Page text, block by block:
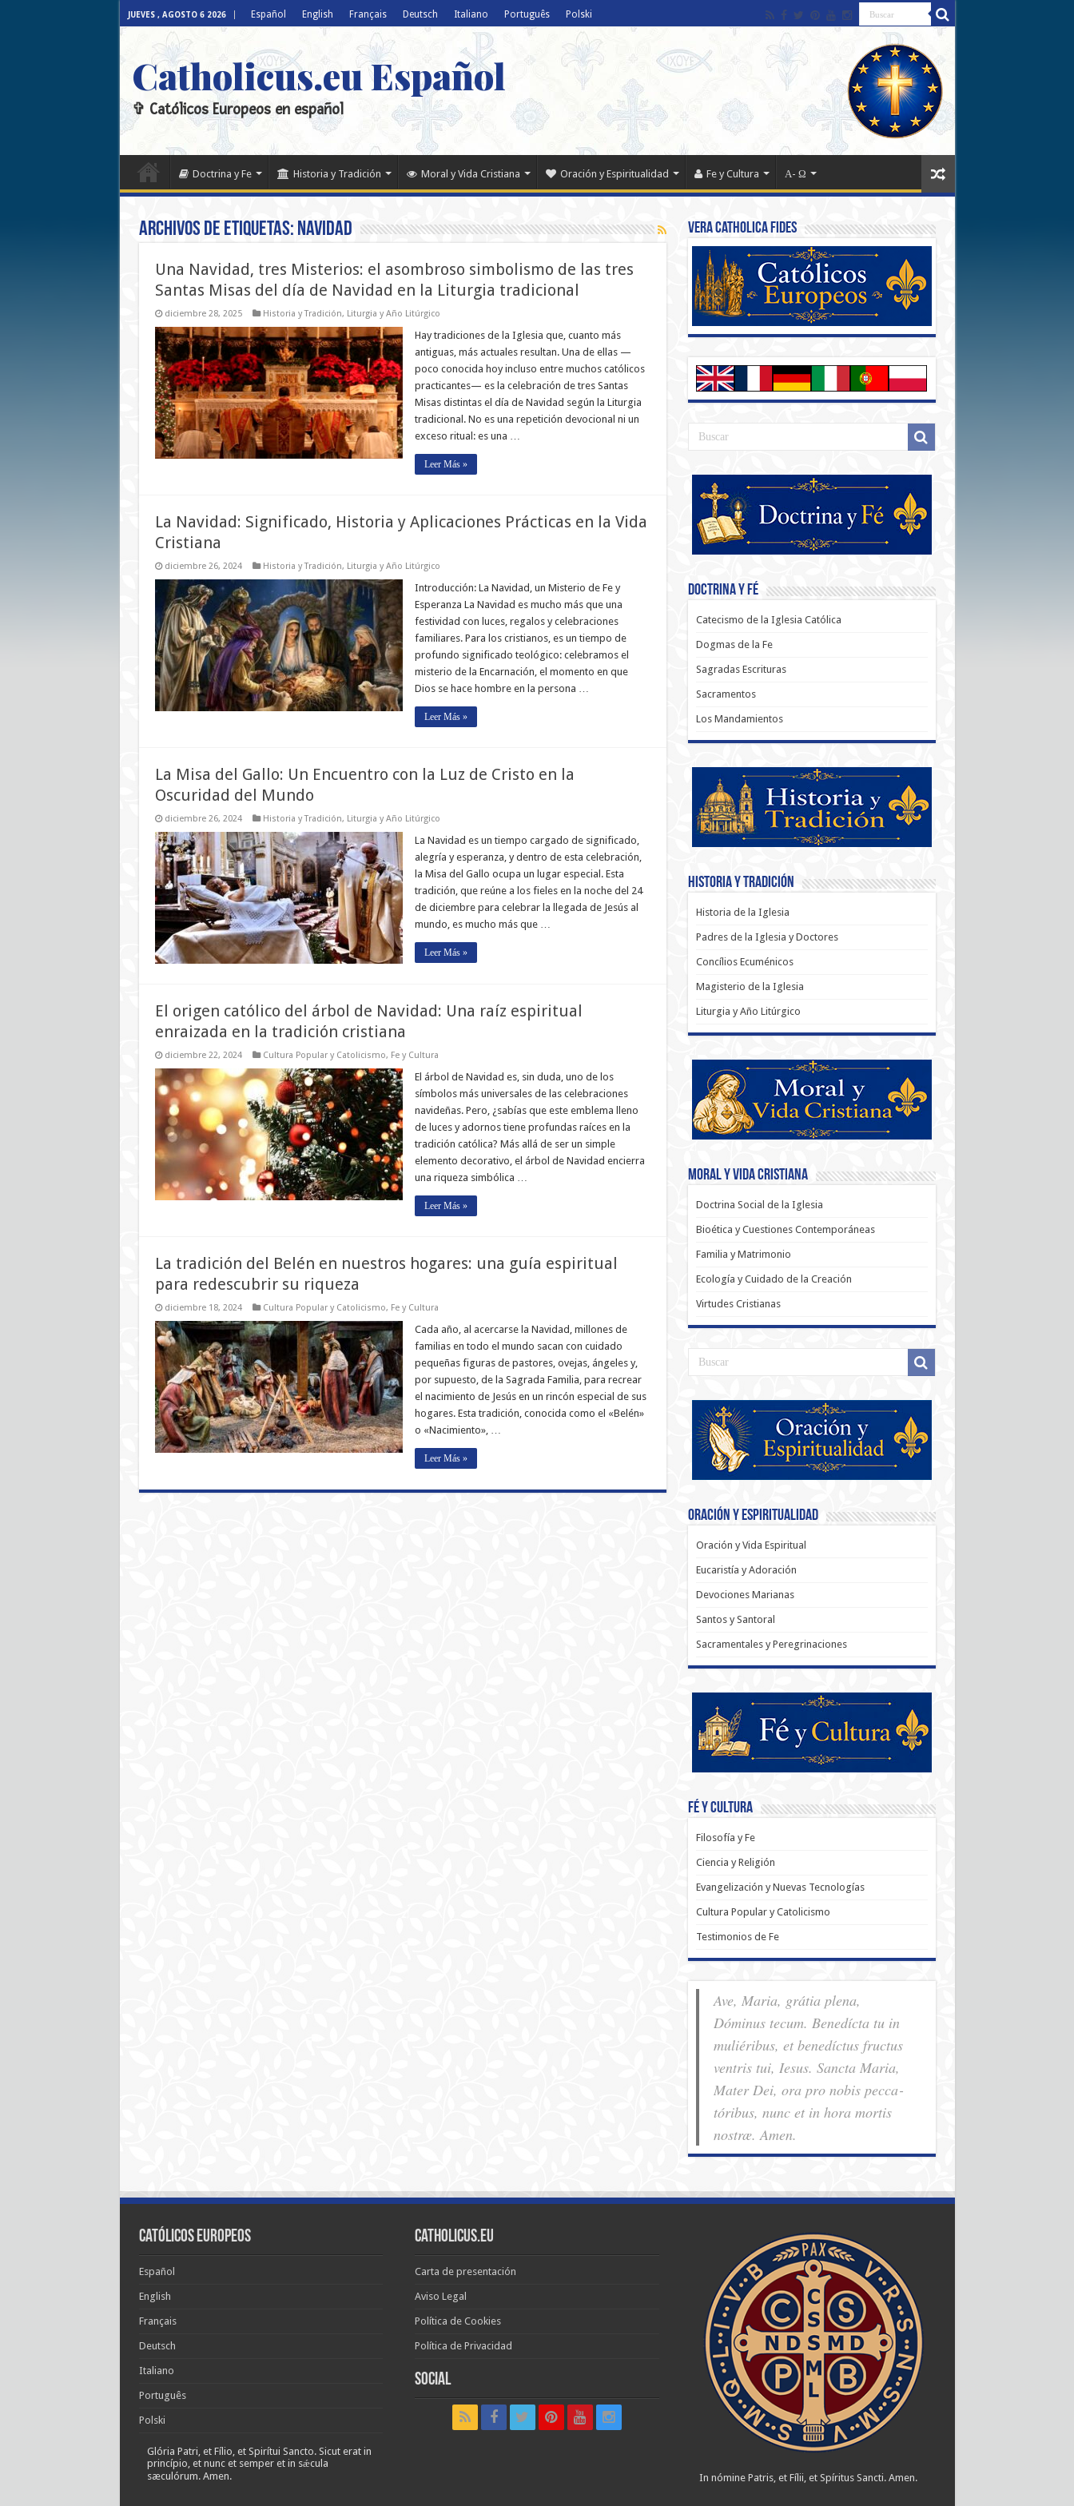
JUEVES , AGOSTO 6 2026 Español English Français Deutsch Italiano Português Polski
Catholicus.eu Español
✞ Católicos Europeos en español
Doctrina y Fe Historia y Tradición Moral y Vida Cristiana Oración y Espiritualidad Fe y Cultura Α- Ω
Archivos de etiquetas: Navidad
Una Navidad, tres Misterios: el asombroso simbolismo de las tres
Santas Misas del día de Navidad en la Liturgia tradicional
diciembre 28, 2025 Historia y Tradición, Liturgia y Año Litúrgico
Hay tradiciones de la Iglesia que, cuanto más
antiguas, más actuales resultan. Una de ellas —
poco conocida hoy incluso entre muchos católicos
practicantes— es la celebración de tres Santas
Misas distintas el día de Navidad según la Liturgia
tradicional. No es una repetición devocional ni un
exceso ritual: es una …
Leer Más »
La Navidad: Significado, Historia y Aplicaciones Prácticas en la Vida
Cristiana
diciembre 26, 2024 Historia y Tradición, Liturgia y Año Litúrgico
Introducción: La Navidad, un Misterio de Fe y
Esperanza La Navidad es mucho más que una
festividad con luces, regalos y celebraciones
familiares. Para los cristianos, es un tiempo de
profundo significado teológico: celebramos el
misterio de la Encarnación, el momento en que
Dios se hace hombre en la persona …
Leer Más »
La Misa del Gallo: Un Encuentro con la Luz de Cristo en la
Oscuridad del Mundo
diciembre 26, 2024 Historia y Tradición, Liturgia y Año Litúrgico
La Navidad es un tiempo cargado de significado,
alegría y esperanza, y dentro de esta celebración,
la Misa del Gallo ocupa un lugar especial. Esta
tradición, que reúne a los fieles en la noche del 24
de diciembre para celebrar la llegada de Jesús al
mundo, es mucho más que …
Leer Más »
El origen católico del árbol de Navidad: Una raíz espiritual
enraizada en la tradición cristiana
diciembre 22, 2024 Cultura Popular y Catolicismo, Fe y Cultura
El árbol de Navidad es, sin duda, uno de los
símbolos más universales de las celebraciones
navideñas. Pero, ¿sabías que este emblema lleno
de luces y adornos tiene profundas raíces en la
tradición católica? Más allá de ser un simple
elemento decorativo, el árbol de Navidad encierra
una riqueza simbólica …
Leer Más »
La tradición del Belén en nuestros hogares: una guía espiritual
para redescubrir su riqueza
diciembre 18, 2024 Cultura Popular y Catolicismo, Fe y Cultura
Cada año, al acercarse la Navidad, millones de
familias en todo el mundo sacan con cuidado
pequeñas figuras de pastores, ovejas, ángeles y,
por supuesto, de la Sagrada Familia, para recrear
el nacimiento de Jesús en un rincón especial de sus
hogares. Esta tradición, conocida como el «Belén»
o «Nacimiento», …
Leer Más »
Vera Catholica Fides
Doctrina y Fé
Catecismo de la Iglesia Católica
Dogmas de la Fe
Sagradas Escrituras
Sacramentos
Los Mandamientos
Historia y Tradición
Historia de la Iglesia
Padres de la Iglesia y Doctores
Concílios Ecuménicos
Magisterio de la Iglesia
Liturgia y Año Litúrgico
Moral y Vida Cristiana
Doctrina Social de la Iglesia
Bioética y Cuestiones Contemporáneas
Familia y Matrimonio
Ecología y Cuidado de la Creación
Virtudes Cristianas
Oración y Espiritualidad
Oración y Vida Espiritual
Eucaristía y Adoración
Devociones Marianas
Santos y Santoral
Sacramentales y Peregrinaciones
Fé y Cultura
Filosofía y Fe
Ciencia y Religión
Evangelización y Nuevas Tecnologías
Cultura Popular y Catolicismo
Testimonios de Fe
Ave, Maria, grátia plena,
Dóminus tecum. Benedícta tu in
muliéribus, et benedíctus fructus
ventris tui, Iesus. Sancta Maria,
Mater Dei, ora pro nobis pec­ca­
tóribus, nunc et in hora mortis
nostræ. Amen.
Católicos Europeos
Español
English
Français
Deutsch
Italiano
Português
Polski
Glória Patri, et Fílio, et Spirítui Sancto. Sicut erat in
princípio, et nunc et semper et in sǽcula
sæculórum. Amen.
Catholicus.eu
Carta de presentación
Aviso Legal
Política de Cookies
Política de Privacidad
Social
In nómine Patris, et Fílii, et Spíritus Sancti. Amen.